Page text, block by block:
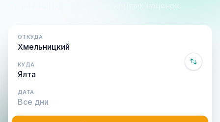
Оплата при посадке, без скрытых наценок.
ОТКУДА
КУДА
ДАТА